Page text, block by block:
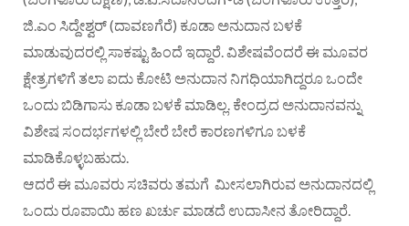
ಜಿ.ಎಂ ಸಿದ್ದೇಶ್ವರ್ (ದಾವಣಗೆರೆ) ಕೂಡಾ ಅನುದಾನ ಬಳಕೆ
ಮಾಡುವುದರಲ್ಲಿ ಸಾಕಷ್ಟು ಹಿಂದೆ ಇದ್ದಾರೆ. ವಿಶೇಷವೆಂದರೆ ಈ ಮೂವರ
ಕ್ಷೇತ್ರಗಳಿಗೆ ತಲಾ ಐದು ಕೋಟಿ ಅನುದಾನ ನಿಗಧಿಯಾಗಿದ್ದರೂ ಒಂದೇ
ಒಂದು ಬಿಡಿಗಾಸು ಕೂಡಾ ಬಳಕೆ ಮಾಡಿಲ್ಲ. ಕೇಂದ್ರದ ಅನುದಾನವನ್ನು
ವಿಶೇಷ ಸಂದರ್ಭಗಳಲ್ಲಿ ಬೇರೆ ಬೇರೆ ಕಾರಣಗಳಿಗೂ ಬಳಕೆ
ಮಾಡಿಕೊಳ್ಳಬಹುದು.
ಆದರೆ ಈ ಮೂವರು ಸಚಿವರು ತಮಗೆ ಮೀಸಲಾಗಿರುವ ಅನುದಾನದಲ್ಲಿ
ಒಂದು ರೂಪಾಯಿ ಹಣ ಖರ್ಚು ಮಾಡದೆ ಉದಾಸೀನ ತೋರಿದ್ದಾರೆ.